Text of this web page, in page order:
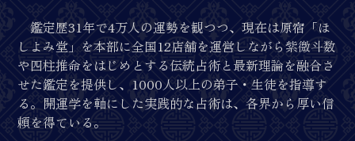
鑑定歴31年で4万人の運勢を観つつ、現在は原宿「ほ
しよみ堂」を本部に全国12店舗を運営しながら紫微斗数
や四柱推命をはじめとする伝統占術と最新理論を融合さ
せた鑑定を提供し、1000人以上の弟子・生徒を指導す
る。開運学を軸にした実践的な占術は、各界から厚い信
頼を得ている。